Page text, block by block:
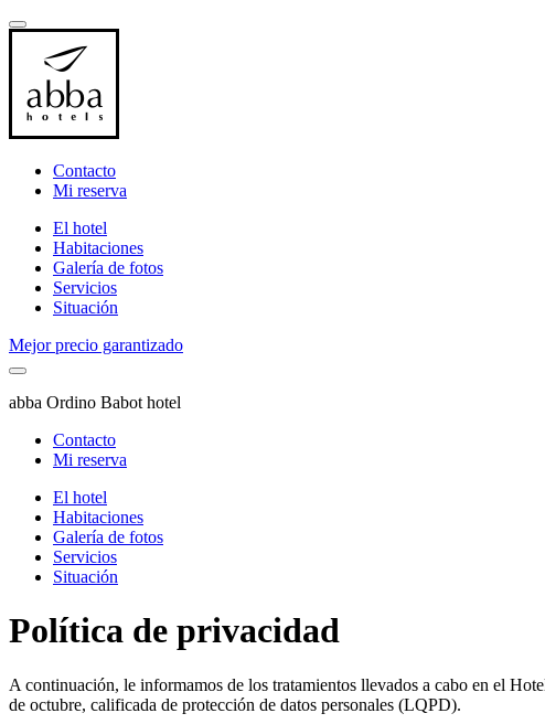
Contacto
Mi reserva
El hotel
Habitaciones
Galería de fotos
Servicios
Situación
Mejor precio garantizado
abba Ordino Babot hotel
Contacto
Mi reserva
El hotel
Habitaciones
Galería de fotos
Servicios
Situación
Política de privacidad
A continuación, le informamos de los tratamientos llevados a cabo en el
de octubre, calificada de protección de datos personales (LQPD).